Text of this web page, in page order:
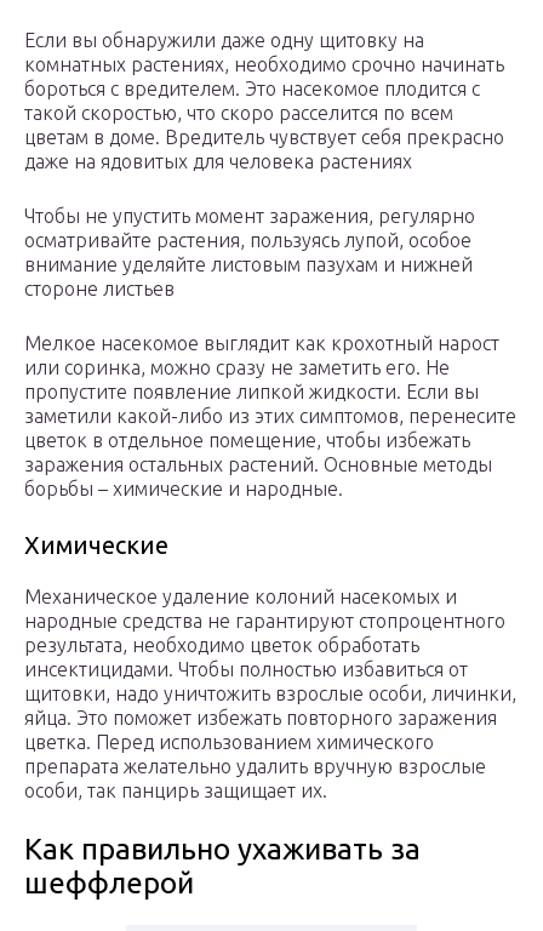
Если вы обнаружили даже одну щитовку на
комнатных растениях, необходимо срочно начинать
бороться с вредителем. Это насекомое плодится с
такой скоростью, что скоро расселится по всем
цветам в доме. Вредитель чувствует себя прекрасно
даже на ядовитых для человека растениях
Чтобы не упустить момент заражения, регулярно
осматривайте растения, пользуясь лупой, особое
внимание уделяйте листовым пазухам и нижней
стороне листьев
Мелкое насекомое выглядит как крохотный нарост
или соринка, можно сразу не заметить его. Не
пропустите появление липкой жидкости. Если вы
заметили какой-либо из этих симптомов, перенесите
цветок в отдельное помещение, чтобы избежать
заражения остальных растений. Основные методы
борьбы – химические и народные.
Химические
Механическое удаление колоний насекомых и
народные средства не гарантируют стопроцентного
результата, необходимо цветок обработать
инсектицидами. Чтобы полностью избавиться от
щитовки, надо уничтожить взрослые особи, личинки,
яйца. Это поможет избежать повторного заражения
цветка. Перед использованием химического
препарата желательно удалить вручную взрослые
особи, так панцирь защищает их.
Как правильно ухаживать за
шеффлерой